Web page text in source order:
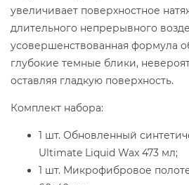
увеличивает поверхностное
длительного непрерывного
усовершенствованная формула
глубокие темные блики,
оставляя гладкую поверхность.
Комплект набора:
1 шт. Обновленный
Ultimate Liquid Wax 473 мл;
1 шт. Микрофибровое